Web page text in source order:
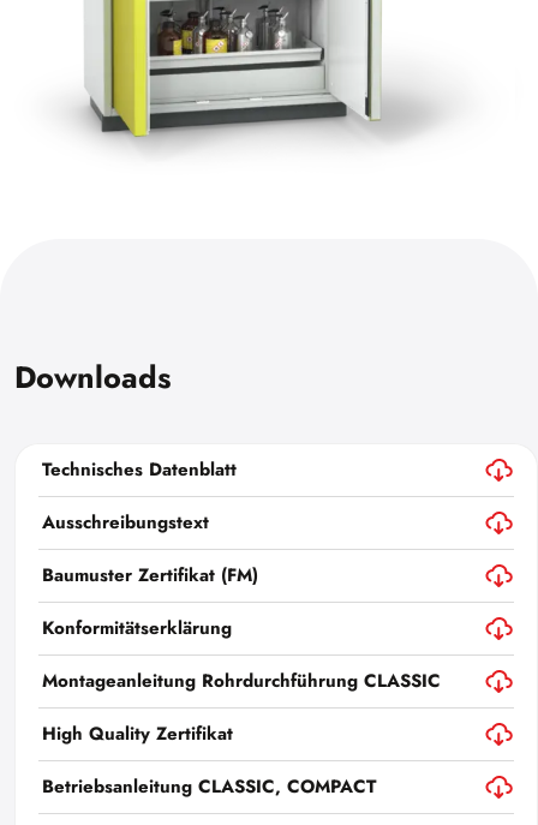
Downloads
Technisches Datenblatt
Ausschreibungstext
Baumuster Zertifikat (FM)
Konformitätserklärung
Montageanleitung Rohrdurchführung CLASSIC
High Quality Zertifikat
Betriebsanleitung CLASSIC, COMPACT